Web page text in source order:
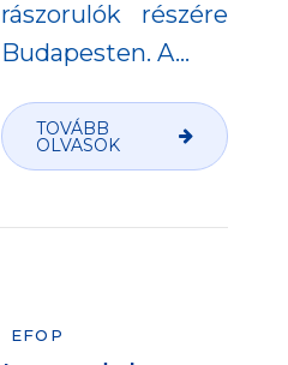
rászorulók részére
Budapesten. A...
TOVÁBB
OLVASOK
EFOP